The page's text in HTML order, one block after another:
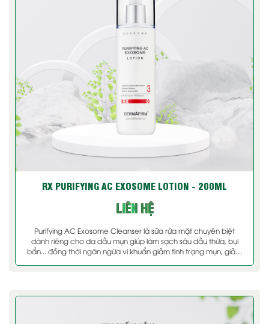
RX PURIFYING AC EXOSOME LOTION - 200ML
LIÊN HỆ
Purifying AC Exosome Cleanser là sữa rửa mặt chuyên biệt
dành riêng cho da dầu mụn giúp làm sạch sâu dầu thừa, bụi
bẩn... đồng thời ngăn ngừa vi khuẩn giảm tình trạng mụn, giảm